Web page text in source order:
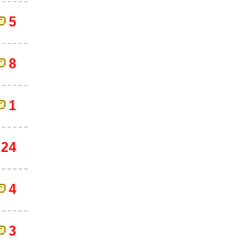
5
8
1
24
4
3